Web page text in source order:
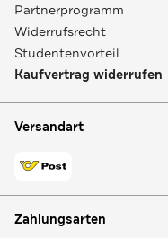
Partnerprogramm
Widerrufsrecht
Studentenvorteil
Kaufvertrag widerrufen
Versandart
Zahlungsarten